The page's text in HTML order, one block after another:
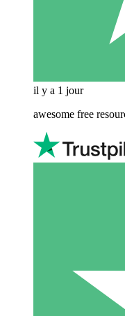
il y a 1 jour
awesome free